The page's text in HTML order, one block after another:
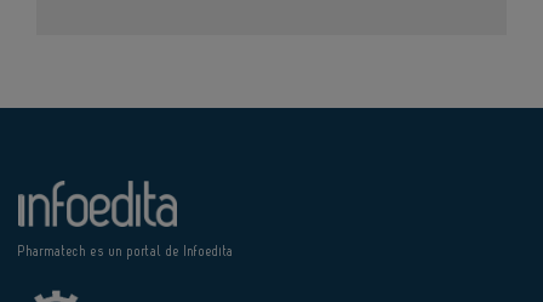
Pharmatech es un portal de Infoedita